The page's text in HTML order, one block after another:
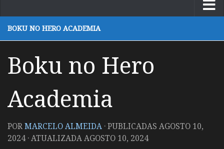
BOKU NO HERO ACADEMIA
Boku no Hero
Academia
PORMARCELO ALMEIDA · PUBLICADAS AGOSTO 10,
2024· ATUALIZADAAGOSTO 10, 2024